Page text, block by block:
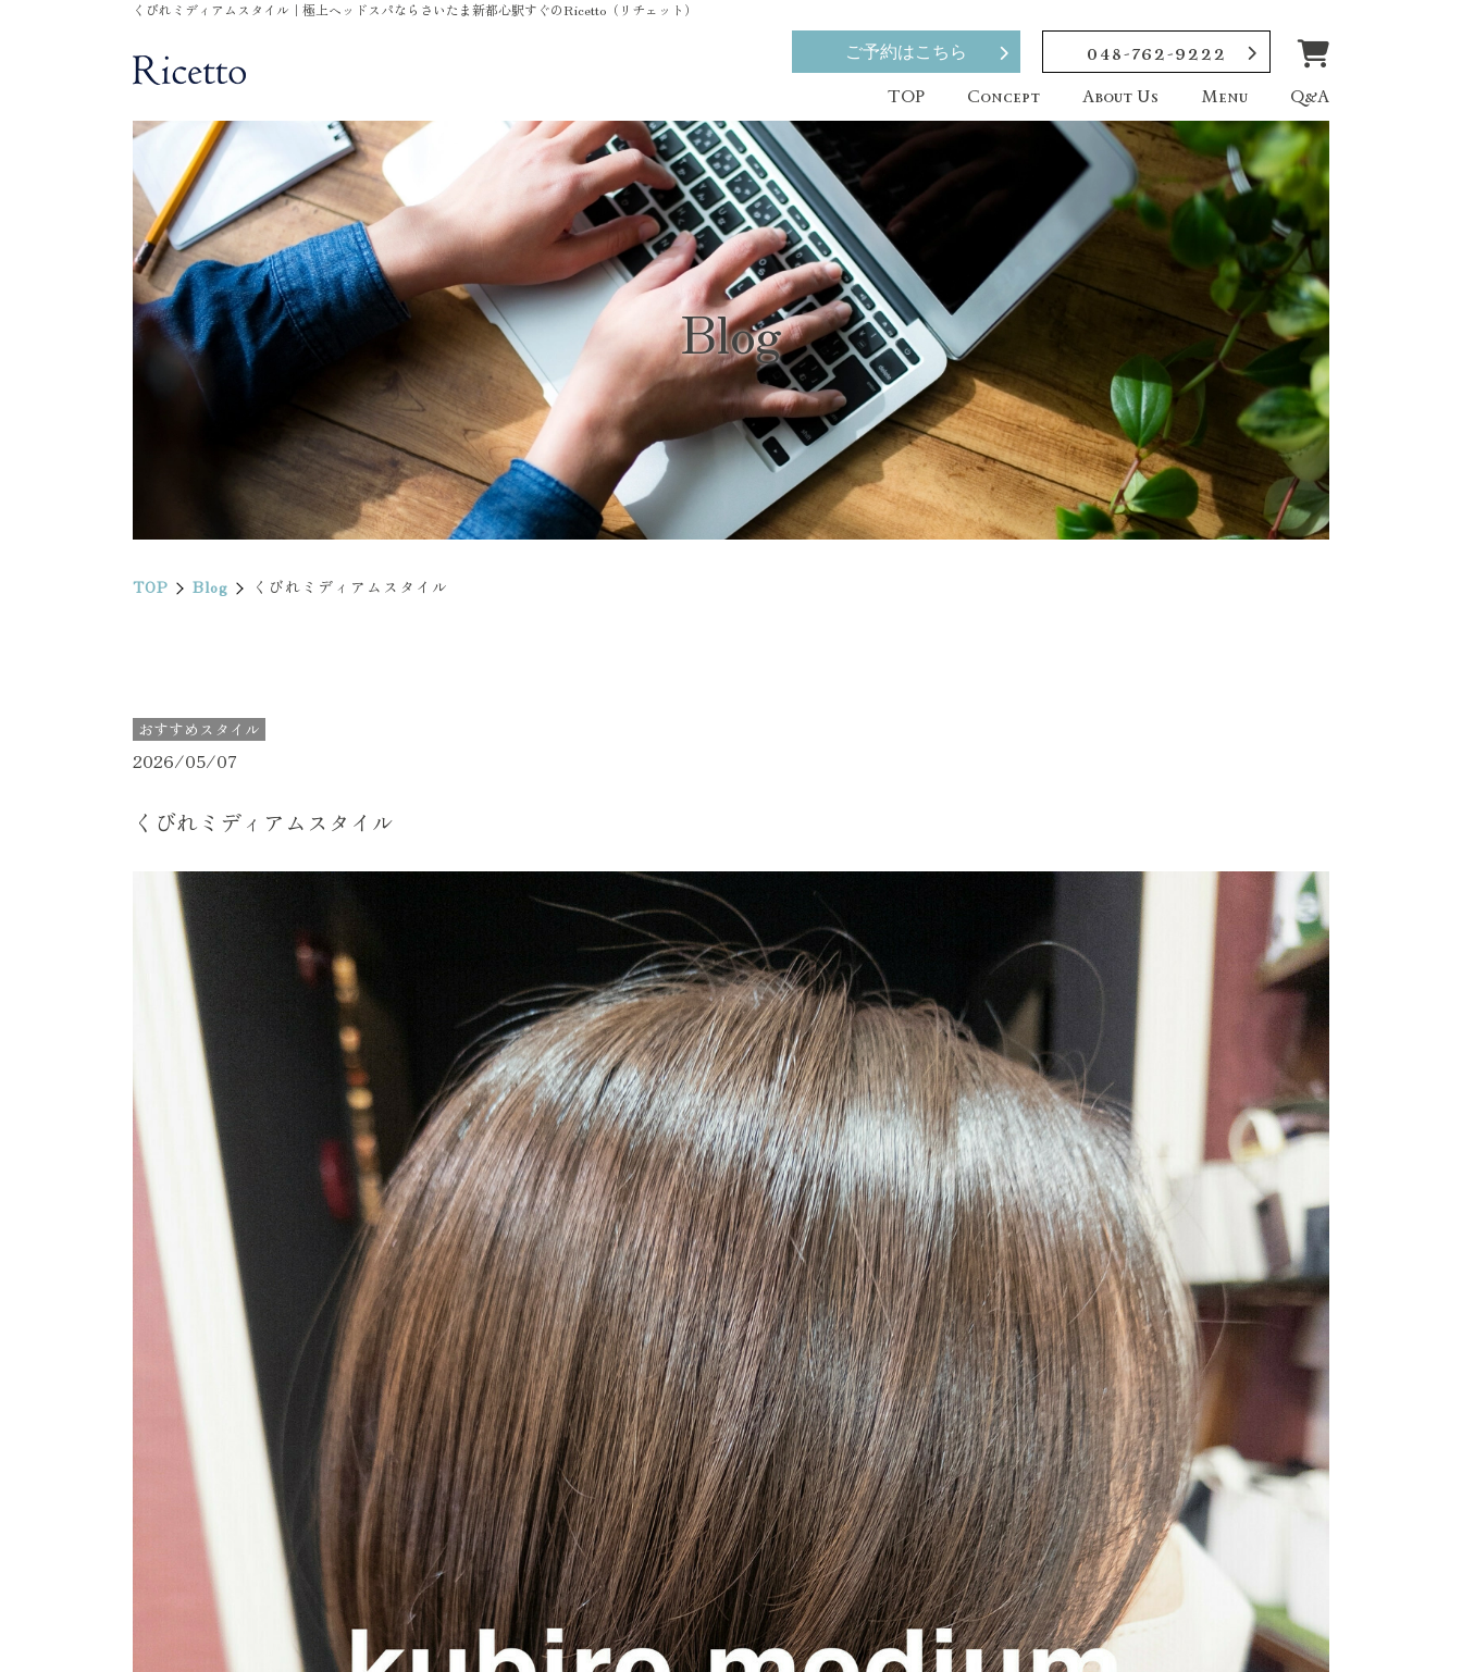
くびれミディアムスタイル｜極上ヘッドスパならさいたま新都心駅すぐのRicetto（リチェット）
ご予約はこちら 048-762-9222
TOP Concept About Us Menu Q&A
Blog
TOP Blog くびれミディアムスタイル
おすすめスタイル
2026/05/07
くびれミディアムスタイル